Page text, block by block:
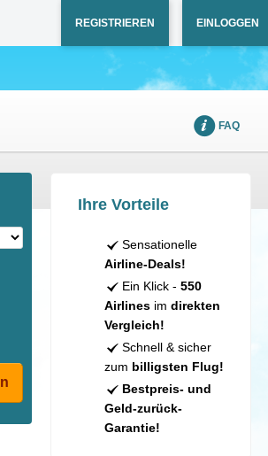
REGISTRIEREN EINLOGGEN
FAQ
Ihre Vorteile
Sensationelle
Airline-Deals!
Ein Klick - 550
Airlinesim direkten
Vergleich!
Schnell & sicher
zum billigsten Flug!
Bestpreis- und
Geld-zurück-
Garantie!